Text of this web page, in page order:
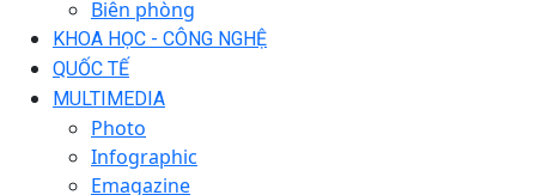
Biên phòng
KHOA HỌC - CÔNG NGHỆ
QUỐC TẾ
MULTIMEDIA
Photo
Infographic
Emagazine